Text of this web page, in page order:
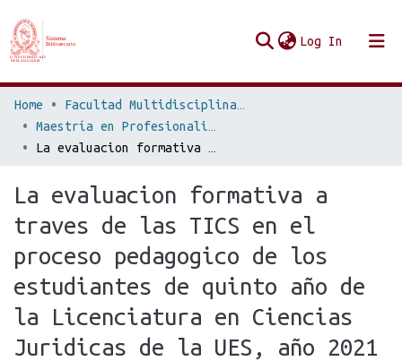
Log In
Communities & Collections
Home
Facultad Multidisciplinaria de Occidente
Maestría en Profesionalizacion de la Docencia Superior
La evaluacion formativa a traves de las TICS en el proceso pedagogico de los estudiantes de quinto año de la Licenciatura en Ciencias Juridicas de la UES, año 2021
La evaluacion formativa a
traves de las TICS en el
proceso pedagogico de los
estudiantes de quinto año de
la Licenciatura en Ciencias
Juridicas de la UES, año 2021